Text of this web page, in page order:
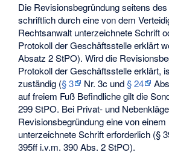
Die Revisionsbegründung seitens
schriftlich durch eine von dem
Rechtsanwalt unterzeichnete Schrift
Protokoll der Geschäftsstelle erklärt
Absatz 2 StPO). Wird die
Protokoll der Geschäftsstelle erklärt,
zuständig (§ 3 Nr. 3c und§ 24
auf freiem Fuß Befindliche gilt die
299 StPO. Bei Privat- und
Revisionsbegründung eine von
unterzeichnete Schrift erforderlich (§
395ff i.v.m. 390 Abs. 2 StPO).